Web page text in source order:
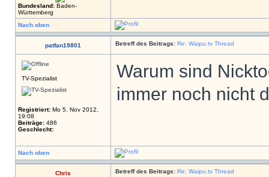
Bundesland: Baden-
Württemberg
Nach oben
patfan19801 Betreff des Beitrags: Re: Waipu.tv Thread
TV-Spezialist
Registriert: Mo 5. Nov 2012,
19:08
Beiträge: 486
Geschlecht:
Warum sind
immer noch nicht
Nach oben
Chris Betreff des Beitrags: Re: Waipu.tv Thread